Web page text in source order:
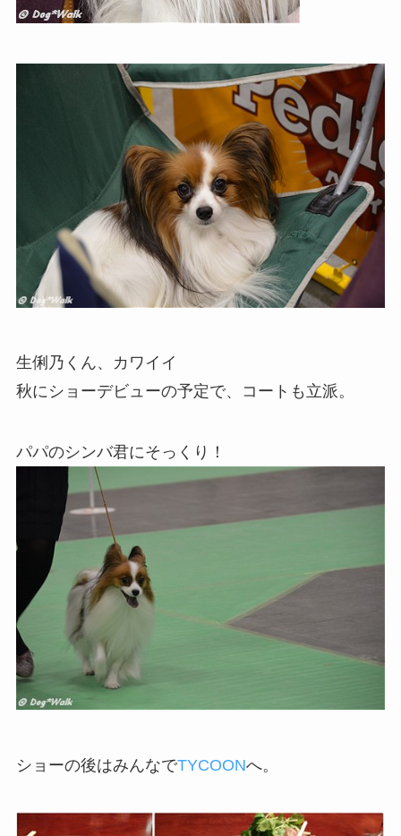
生俐乃くん、カワイイ
秋にショーデビューの予定で、コートも立派。
パパのシンバ君にそっくり！
ショーの後はみんなでTYCOONへ。